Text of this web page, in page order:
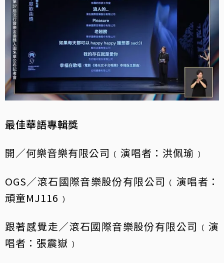
最佳華語專輯獎
開／何樂音樂有限公司﹙演唱者：洪佩瑜﹚
OGS／滾石國際音樂股份有限公司﹙演唱者：
頑童MJ116﹚
跟著感覺走／滾石國際音樂股份有限公司﹙演
唱者：張震嶽﹚